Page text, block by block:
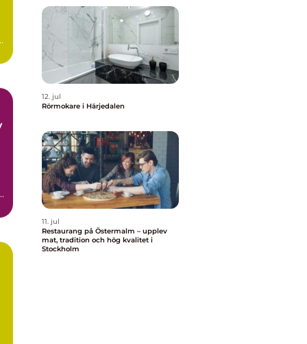
12. jul
Rörmokare i Härjedalen
11. jul
Restaurang på Östermalm – upplev
mat, tradition och hög kvalitet i
Stockholm